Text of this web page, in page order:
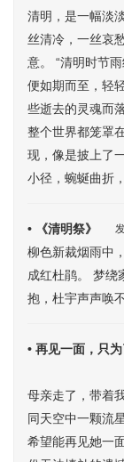
清明，是一幅淡
丝清冷，一丝哀
意。 “清明时节
便如期而至，轻
些逝去的灵魂而
整个世界都笼罩
现，像是披上了
小径，蜿蜒曲折
• 《清明祭》
柳色新裁烟雨中
成红杜鹃。 梦绕
抱，杜宇声声唤不
• 再见一面，只
母亲走了，带着
同天空中一颗流
希望能再见她一